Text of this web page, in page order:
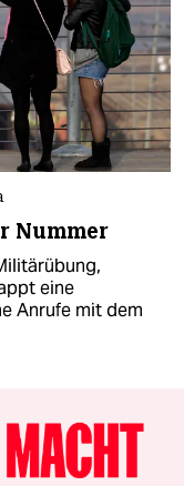
Nummer
eine
Anrufe mit dem